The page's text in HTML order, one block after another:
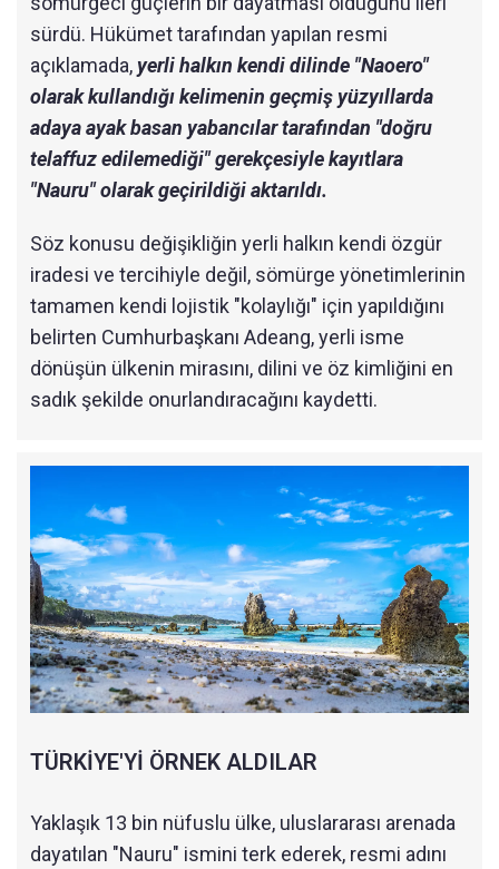
sürdü. Hükümet tarafından yapılan resmi
açıklamada, yerli halkın kendi dilinde "Naoero"
olarak kullandığı kelimenin geçmiş yüzyıllarda
adaya ayak basan yabancılar tarafından "doğru
telaffuz edilemediği" gerekçesiyle kayıtlara
"Nauru" olarak geçirildiği aktarıldı.
Söz konusu değişikliğin yerli halkın kendi özgür
iradesi ve tercihiyle değil, sömürge yönetimlerinin
tamamen kendi lojistik "kolaylığı" için yapıldığını
belirten Cumhurbaşkanı Adeang, yerli isme
dönüşün ülkenin mirasını, dilini ve öz kimliğini en
sadık şekilde onurlandıracağını kaydetti.
TÜRKİYE'Yİ ÖRNEK ALDILAR
Yaklaşık 13 bin nüfuslu ülke, uluslararası arenada
dayatılan "Nauru" ismini terk ederek, resmi adını